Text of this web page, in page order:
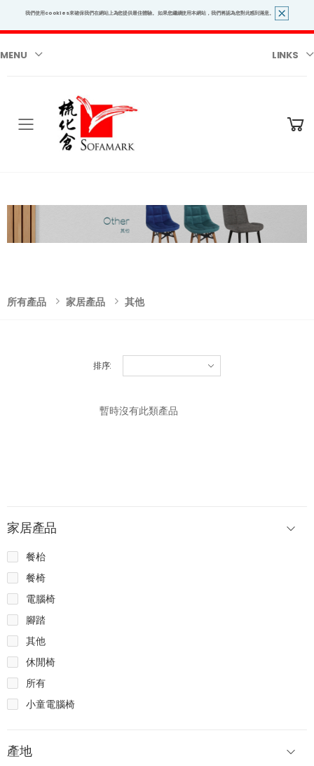
我們使用cookies來確保我們在網站上為您提供最佳體驗。 如果您繼續使用本網站，我們將認為您對此感到滿意。
MENU LINKS
Toggle mobile menu
所有產品 家居產品 其他
排序:
暫時沒有此類產品
家居產品
餐枱
餐椅
電腦椅
腳踏
其他
休閒椅
所有
小童電腦椅
產地